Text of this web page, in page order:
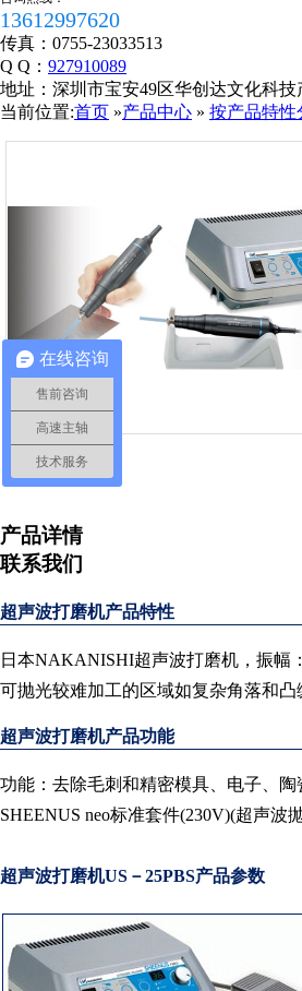
税务登记证
营业执照
13612997620
传真： 0755-23033513
Q Q： 927910089
地址： 深圳市宝安49区华创达文化科技
当前位置:首页 »产品中心 » 按产品特性
产品详情
联系我们
超声波打磨机产品特性
日本NAKANISHI超声波打磨机，振幅
可抛光较难加工的区域如复杂角落和凸
超声波打磨机产品功能
功能：去除毛刺和精密模具、电子、陶
SHEENUS neo标准套件(230V)(超声波
超声波打磨机US－25PBS产品参数
在线咨询
售前咨询
高速主轴
技术服务